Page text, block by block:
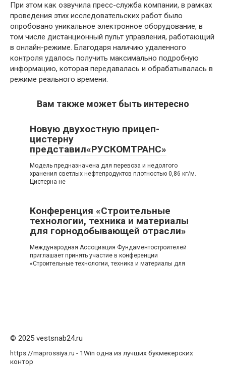
При этом как озвучила пресс-служба компании, в рамках
проведения этих исследовательских работ было
опробовано уникальное электронное оборудование, в
том числе дистанционный пульт управления, работающий
в онлайн-режиме. Благодаря наличию удаленного
контроля удалось получить максимально подробную
информацию, которая передавалась и обрабатывалась в
режиме реального времени.
Вам также может быть интересно
Новую двухостную прицеп-
цистерну
представил«РУСКОМТРАНС»
Модель предназначена для перевоза и недолгого
хранения светлых нефтепродуктов плотностью 0,86 кг/м.
Цистерна не
Конференция «Строительные
технологии, техника и материалы
для горнодобывающей отрасли»
Международная Ассоциация Фундаментостроителей
приглашает принять участие в конференции
«Строительные технологии, техника и материалы для
© 2025 vestsnab24.ru
https://maprossiya.ru - 1Win одна из лучших букмекерских
контор